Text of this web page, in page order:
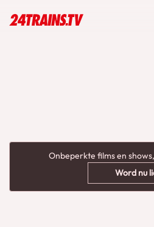
Onbeperkte films en
Word nu